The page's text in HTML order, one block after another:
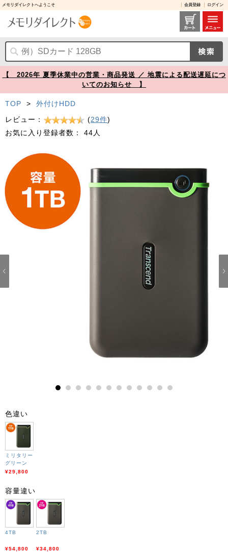
メモリダイレクトへようこそ 会員登録 ログイン
耐衝撃 ポータブルHDD 1TB USB3.1 アイロングレー Transcend StoreJet 25M3 外付けHDD【メモリダイレクト】
【 2026年 夏季休業中の営業・商品発送 ／ 地震による配送遅延につ
いてのお知らせ 】
TOP >
外付けHDD
レビュー：
(29件)
お気に入り登録者数：
44人
10 11
色違い
ミリタリー
グリーン
¥29,800
容量違い
4TB
¥54,800
2TB
¥34,800